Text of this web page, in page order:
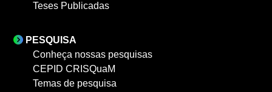
Teses Publicadas
PESQUISA
Conheça nossas pesquisas
CEPID CRISQuaM
Temas de pesquisa